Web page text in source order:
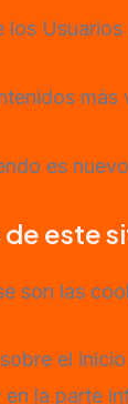
más
es
este
son las
el
en la parte